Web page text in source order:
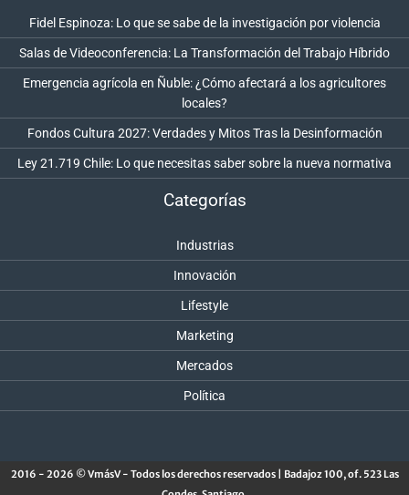
Fidel Espinoza: Lo que se sabe de la investigación por violencia
Salas de Videoconferencia: La Transformación del Trabajo Híbrido
Emergencia agrícola en Ñuble: ¿Cómo afectará a los agricultores
locales?
Fondos Cultura 2027: Verdades y Mitos Tras la Desinformación
Ley 21.719 Chile: Lo que necesitas saber sobre la nueva normativa
Categorías
Industrias
Innovación
Lifestyle
Marketing
Mercados
Política
2016 - 2026 © VmásV - Todos los derechos reservados | Badajoz 100, of. 523 Las